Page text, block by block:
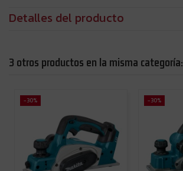
Detalles del producto
3 otros productos en la misma categoría:
-30% -30%